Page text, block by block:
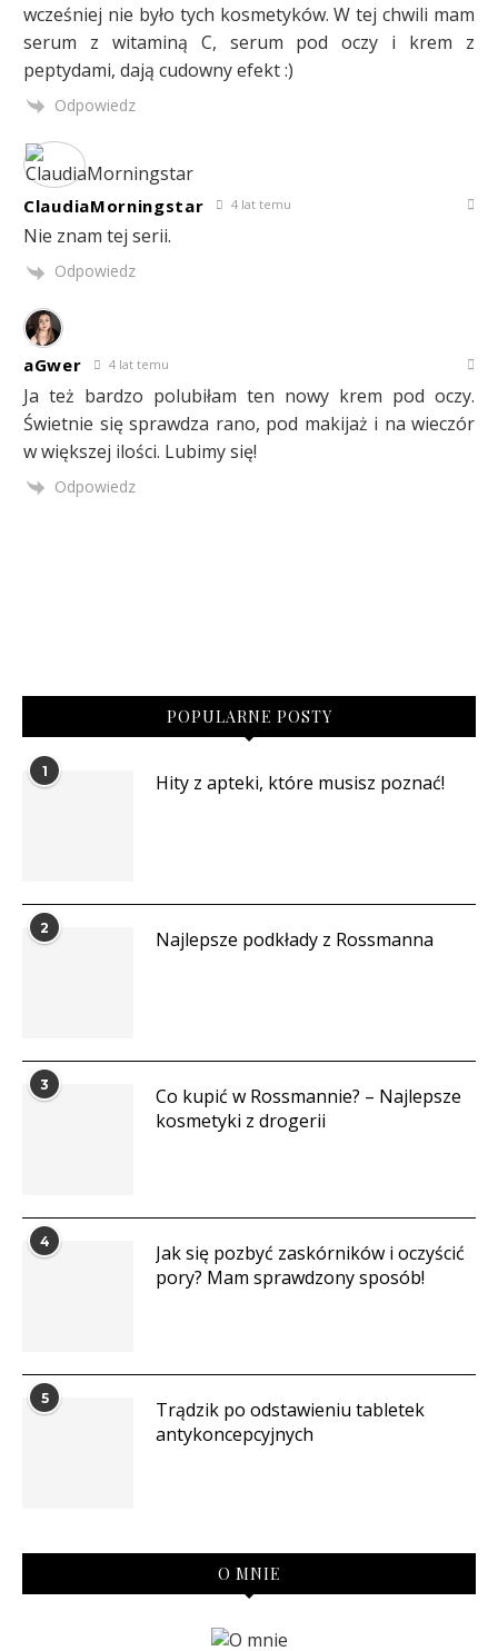
wcześniej nie było tych kosmetyków. W tej chwili mam
serum z witaminą C, serum pod oczy i krem z
peptydami, dają cudowny efekt :)
Odpowiedz
ClaudiaMorningstar 4 lat temu
Nie znam tej serii.
Odpowiedz
aGwer 4 lat temu
Ja też bardzo polubiłam ten nowy krem pod oczy.
Świetnie się sprawdza rano, pod makijaż i na wieczór
w większej ilości. Lubimy się!
Odpowiedz
POPULARNE POSTY
1 Hity z apteki, które musisz poznać!
2 Najlepsze podkłady z Rossmanna
3
Co kupić w Rossmannie? – Najlepsze
kosmetyki z drogerii
4
Jak się pozbyć zaskórników i oczyścić
pory? Mam sprawdzony sposób!
5
Trądzik po odstawieniu tabletek
antykoncepcyjnych
O MNIE